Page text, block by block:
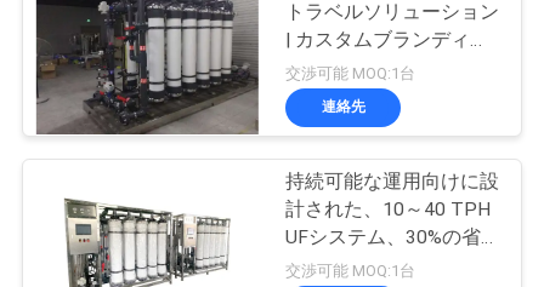
理
EDI モジュール
88
トラベルソリューション
| カスタムブランディン
グと構成
交渉可能 MOQ:1台
連絡先
持続可能な運用向けに設
計された、10～40 TPH
UFシステム、30%の省
エネ
交渉可能 MOQ:1台